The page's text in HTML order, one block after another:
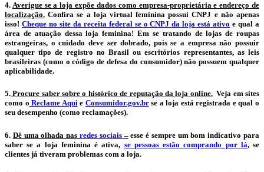
4. Averigue se a loja expõe dados como empresa-proprietária e endereço de
localização. Confira se a loja virtual feminina possui CNPJ e não apenas
isso! Cheque no site da receita federal se o CNPJ da loja está ativo e qual a
área de atuação dessa loja feminina! Em se tratando de lojas de roupas
estrangeiras, o cuidado deve ser dobrado, pois se a empresa não possuir
qualquer tipo de registro no Brasil ou escritórios representantes, as leis
brasileiras (como o código de defesa do consumidor) não possuem qualquer
aplicabilidade.
5. Procure saber sobre o histórico de reputação da loja online.Veja em sites
como o Reclame Aquie Consumidor.gov.brse a loja está registrada e qual o
seu desempenho (como reclamações).
6. Dê uma olhada nas redes sociais –esse é sempre um bom indicativo para
saber se a loja feminina é ativa, se pessoas estão comprando por lá, se
clientes já tiveram problemas com a loja.